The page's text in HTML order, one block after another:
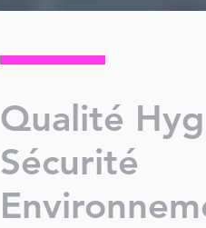
Qualité
Sécurité